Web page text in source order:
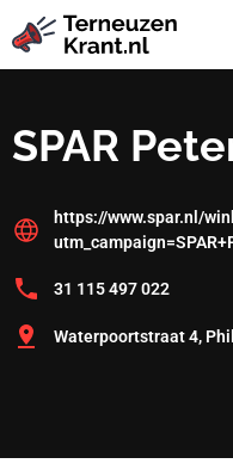
SPAR
https://www.spar.nl/
31 115 497 022
Waterpoortstraat 4,